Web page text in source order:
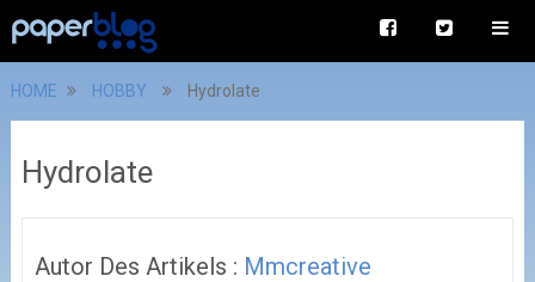
HOME HOBBY Hydrolate
Hydrolate
Autor Des Artikels : Mmcreative